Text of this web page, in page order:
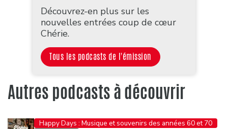
Découvrez-en plus sur les
nouvelles entrées coup de cœur
Chérie.
Tous les podcasts de l'émission
Autres podcasts à découvrir
Happy Days : Musique et souvenirs des années 60 et 70